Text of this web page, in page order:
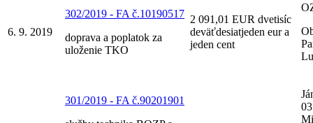
6. 9. 2019
302/2019 - FA č.10190517
doprava a poplatok za
uloženie TKO
2 091,01 EUR dvetisíc
deväťdesiatjeden eur a
jeden cent
301/2019 - FA č.90201901